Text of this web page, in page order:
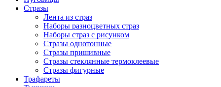
Стразы
Лента из страз
Наборы разноцветных страз
Наборы страз с рисунком
Стразы однотонные
Стразы пришивные
Стразы стеклянные термоклеевые
Стразы фигурные
Трафареты